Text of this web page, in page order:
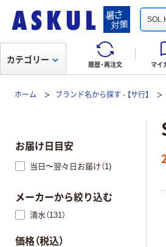
SOL
履歴・再注文 マイ
カテゴリー
ホーム ブランド名から探す - 【サ行】
お届け日目安
当日〜翌々日お届け（1)
メーカーから絞り込む
清水（131）
価格（税込）